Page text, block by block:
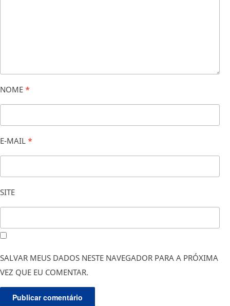
NOME *
E-MAIL *
SITE
SALVAR MEUS DADOS NESTE NAVEGADOR PARA A PRÓXIMA
VEZ QUE EU COMENTAR.